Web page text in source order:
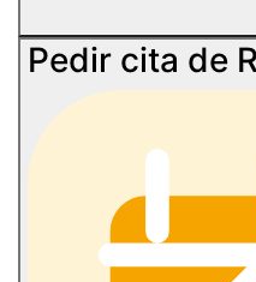
Pedir cita de